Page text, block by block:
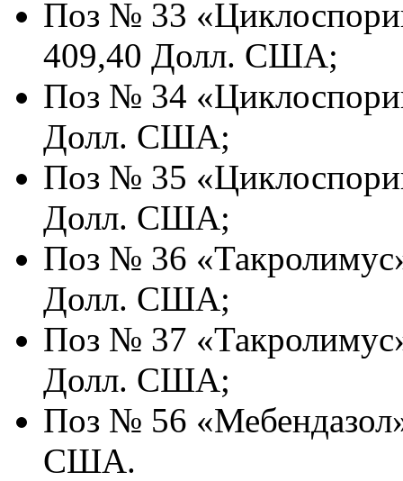
Поз № 33
409,40 Долл. США;
Поз № 34
Долл. США;
Поз № 35
Долл. США;
Поз № 36
Долл. США;
Поз № 37
Долл. США;
Поз № 56
США.